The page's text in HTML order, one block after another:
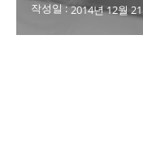
작성일 : 2014년 12월